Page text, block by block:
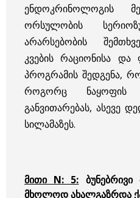
ენდოკრინოლოგის
ორსულობის
არარსებობის
კვების რაციონისა და
პროგრამის შედგენა,
როგორც
განვითარებას, ასევე
სილამაზეს.
მითი N: 5:
მხოლოდ ახალგაზრდა